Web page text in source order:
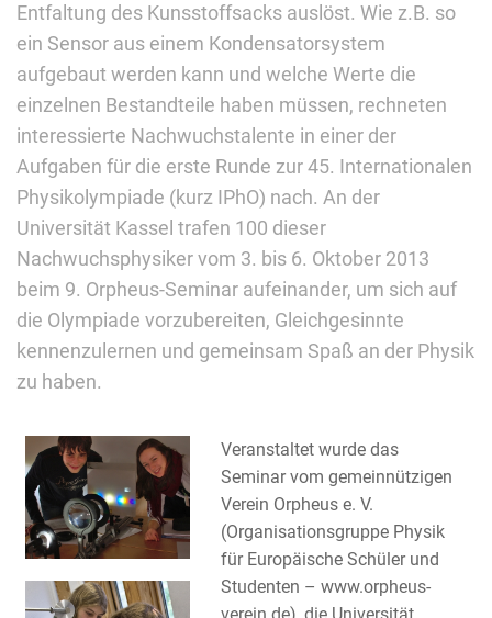
Entfaltung des Kunsstoffsacks auslöst. Wie z.B. so
ein Sensor aus einem Kondensatorsystem
aufgebaut werden kann und welche Werte die
einzelnen Bestandteile haben müssen, rechneten
interessierte Nachwuchstalente in einer der
Aufgaben für die erste Runde zur 45. Internationalen
Physikolympiade (kurz IPhO) nach. An der
Universität Kassel trafen 100 dieser
Nachwuchsphysiker vom 3. bis 6. Oktober 2013
beim 9. Orpheus-Seminar aufeinander, um sich auf
die Olympiade vorzubereiten, Gleichgesinnte
kennenzulernen und gemeinsam Spaß an der Physik
zu haben.
Veranstaltet wurde das
Seminar vom gemeinnützigen
Verein Orpheus e. V.
(Organisationsgruppe Physik
für Europäische Schüler und
Studenten – www.orpheus-